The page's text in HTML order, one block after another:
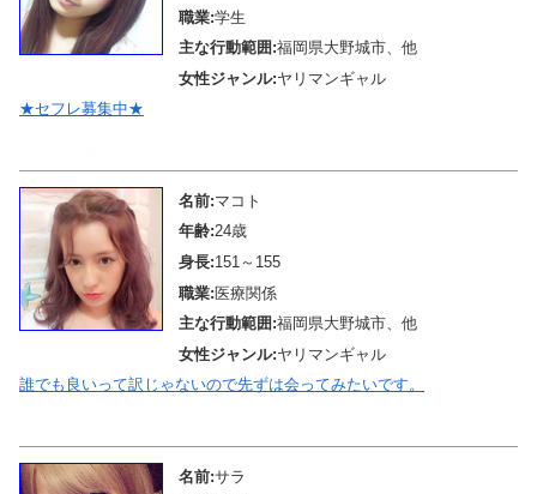
職業:学生
主な行動範囲:福岡県大野城市、他
女性ジャンル:ヤリマンギャル
★セフレ募集中★
名前:マコト
年齢:24歳
身長:151～155
職業:医療関係
主な行動範囲:福岡県大野城市、他
女性ジャンル:ヤリマンギャル
誰でも良いって訳じゃないので先ずは会ってみたいです。
名前:サラ